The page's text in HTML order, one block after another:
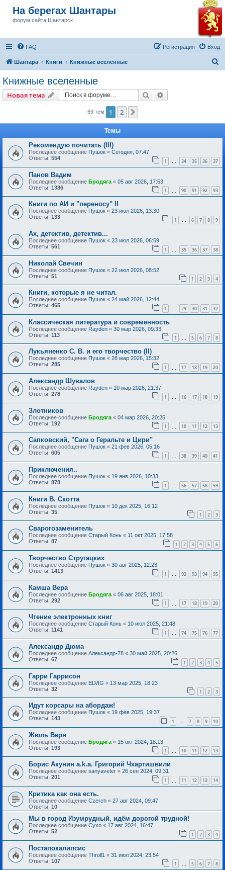
На берегах Шантары
форум сайта Шантарск
FAQ Вход
Регистрация
Шантара Книги Книжные вселенные
Книжные вселенные
Новая тема Поиск
69 тем 1 2
Темы
Рекомендую почитать (III)
Последнее сообщение Пушок « Сегодня, 07:47
Ответы: 554 1 … 34 35 36 37
Панов Вадим
Последнее сообщение Бродяга « 05 авг 2026, 17:53
Ответы: 1386 1 90 91 92 93
Книги по АИ и "переносу" II
Последнее сообщение Пушок « 23 июл 2026, 13:30
Ответы: 133 1 … 6 7 8 9
Ах, детектив, детектив...
Последнее сообщение Пушок « 23 июл 2026, 06:59
Ответы: 561 1 … 35 36 37 38
Николай Свечин
Последнее сообщение Пушок « 22 июл 2026, 08:52
Ответы: 51 1 2 3 4
Книги, которые я не читал.
Последнее сообщение Пушок « 24 май 2026, 12:44
Ответы: 465 1 … 29 30 31 32
Классическая литература и современность
Последнее сообщение Rayden « 30 мар 2026, 09:33
Ответы: 113 1 5 6 7 8
Лукьяненко С. В. и его творчество (II)
Последнее сообщение Пушок « 28 мар 2026, 15:32
Ответы: 285 1 17 18 19 20
Александр Шувалов
Последнее сообщение Rayden « 10 мар 2026, 21:37
Ответы: 278 1 … 16 17 18 19
Злотников
Последнее сообщение Бродяга « 04 мар 2026, 20:25
Ответы: 192 1 10 11 12 13
Сапковский, "Сага о Геральте и Цири"
Последнее сообщение Пушок « 21 фев 2026, 05:16
Ответы: 605 1 38 39 40 41
Приключения..
Последнее сообщение Пушок « 19 янв 2026, 10:33
Ответы: 878 1 … 56 57 58 59
Книги В. Скотта
Последнее сообщение Пушок « 10 дек 2025, 16:12
Ответы: 35 1 2 3
Сварогозаменитель
Последнее сообщение Старый Конь « 11 окт 2025, 17:58
Ответы: 87 1 2 3 4 5 6
Творчество Стругацких
Последнее сообщение Пушок « 30 авг 2025, 12:23
Ответы: 1413 1 … 92 93 94 95
Камша Вера
Последнее сообщение Бродяга « 06 авг 2025, 18:01
Ответы: 292 1 17 18 19 20
Чтение электронных книг
Последнее сообщение Старый Конь « 10 июл 2025, 21:48
Ответы: 1141 1 … 74 75 76 77
Александр Дюма
Последнее сообщение Александр-78 « 30 май 2025, 20:26
Ответы: 67 1 2 3 4 5
Гарри Гаррисон
Последнее сообщение ELVIG « 13 мар 2025, 18:23
Ответы: 32 1 2 3
Идут корсары на абордаж!
Последнее сообщение Пушок « 19 фев 2025, 19:37
Ответы: 143 1 … 7 8 9 10
Жюль Верн
Последнее сообщение Бродяга « 15 окт 2024, 18:13
Ответы: 193 1 10 11 12 13
Борис Акунин a.k.a. Григорий Чхартишвили
Последнее сообщение sanyaveter « 26 сен 2024, 09:31
Ответы: 201 1 11 12 13 14
Критика как она есть.
Последнее сообщение Czerch « 27 авг 2024, 09:47
Ответы: 10
Мы в город Изумрудный, идём дорогой трудной!
Последнее сообщение Сухо « 17 авг 2024, 16:47
Ответы: 52 1 2 3 4
Постапокалипсис
Последнее сообщение Throll1 « 31 июл 2024, 23:54
Ответы: 107 1 5 6 7 8